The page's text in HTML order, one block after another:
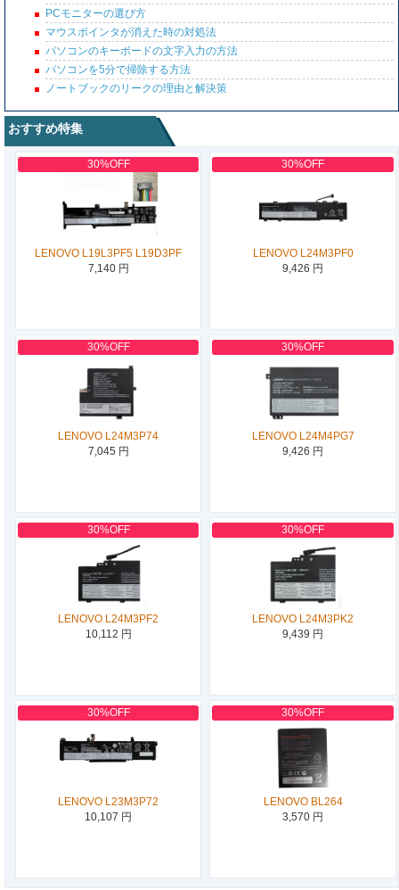
PCモニターの選び方
マウスポインタが消えた時の対処法
パソコンのキーボードの文字入力の方法
パソコンを5分で掃除する方法
ノートブックのリークの理由と解決策
おすすめ特集
30%OFF
LENOVO L19L3PF5 L19D3PF
7,140 円
30%OFF
LENOVO L24M3PF0
9,426 円
30%OFF
LENOVO L24M3P74
7,045 円
30%OFF
LENOVO L24M4PG7
9,426 円
30%OFF
LENOVO L24M3PF2
10,112 円
30%OFF
LENOVO L24M3PK2
9,439 円
30%OFF
LENOVO L23M3P72
10,107 円
30%OFF
LENOVO BL264
3,570 円